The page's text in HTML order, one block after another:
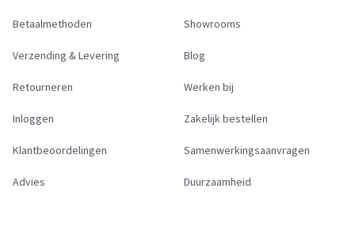
Betaalmethoden
Verzending & Levering
Retourneren
Inloggen
Klantbeoordelingen
Advies
Showrooms
Blog
Werken bij
Zakelijk bestellen
Samenwerkingsaanvragen
Duurzaamheid